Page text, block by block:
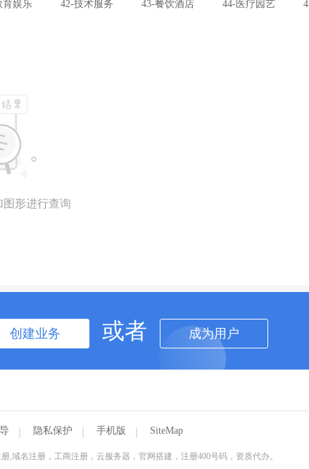
育娱乐 42-技术服务 43-餐饮酒店 44-医疗园艺
形进行查询
创建业务 或者 成为用户
隐私保护 手机版 SiteMap
域名注册，工商注册，云服务器，官网搭建，注册400号码，资质代办。